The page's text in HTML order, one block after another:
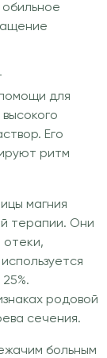
для
Его
ритм
магния
терапии. Они
родовой
сечения.
больным